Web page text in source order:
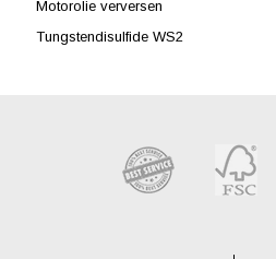
Motorolie verversen
Tungstendisulfide WS2